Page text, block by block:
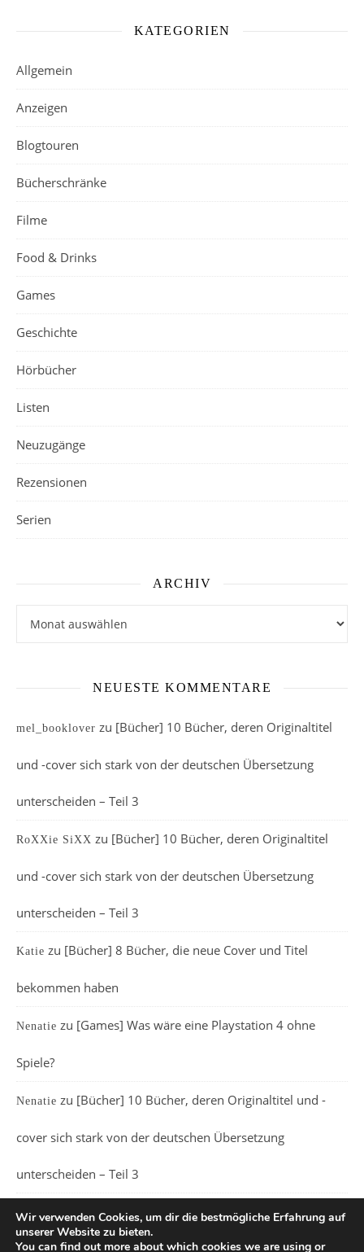
KATEGORIEN
Allgemein
Anzeigen
Blogtouren
Bücherschränke
Filme
Food & Drinks
Games
Geschichte
Hörbücher
Listen
Neuzugänge
Rezensionen
Serien
ARCHIV
NEUESTE KOMMENTARE
mel_booklover zu [Bücher] 10 Bücher, deren Originaltitel
und -cover sich stark von der deutschen Übersetzung
unterscheiden – Teil 3
RoXXie SiXX zu [Bücher] 10 Bücher, deren Originaltitel
und -cover sich stark von der deutschen Übersetzung
unterscheiden – Teil 3
Katie zu [Bücher] 8 Bücher, die neue Cover und Titel
bekommen haben
Nenatie zu [Games] Was wäre eine Playstation 4 ohne
Spiele?
Nenatie zu [Bücher] 10 Bücher, deren Originaltitel und -
cover sich stark von der deutschen Übersetzung
unterscheiden – Teil 3
Wir verwenden Cookies, um dir die bestmögliche Erfahrung auf
unserer Website zu bieten.
You can find out more about which cookies we are using or